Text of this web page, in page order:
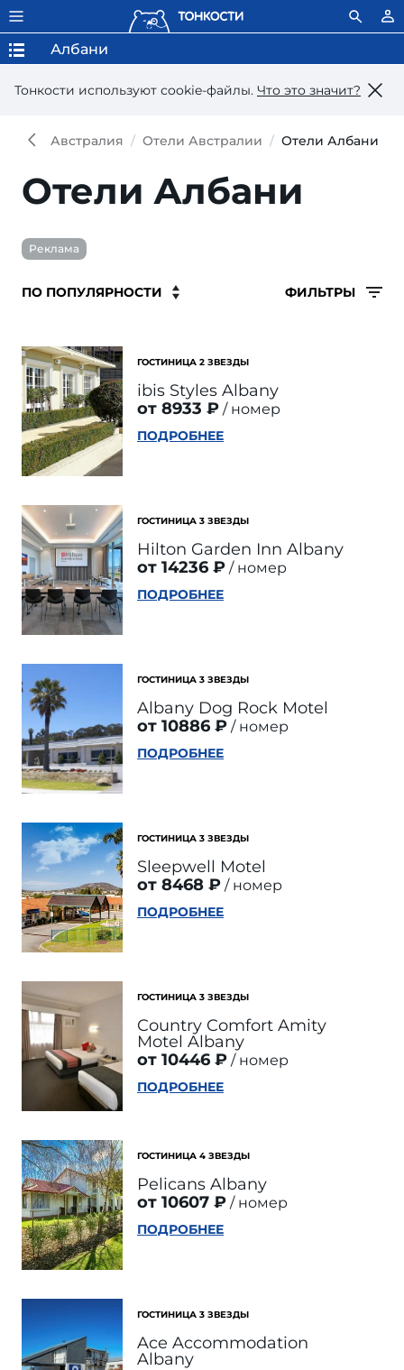
Тонкости используют сookie-файлы. Что это значит?
Албани
Австралия Отели Австралии Отели Албани
Отели Албани
Реклама
ФИЛЬТРЫ
ГОСТИНИЦА 2 ЗВЕЗДЫ
ibis Styles Albany
от 8933 ₽
номер
ПОДРОБНЕЕ
ГОСТИНИЦА 3 ЗВЕЗДЫ
Hilton Garden Inn Albany
от 14236 ₽
номер
ПОДРОБНЕЕ
ГОСТИНИЦА 3 ЗВЕЗДЫ
Albany Dog Rock Motel
от 10886 ₽
номер
ПОДРОБНЕЕ
ГОСТИНИЦА 3 ЗВЕЗДЫ
Sleepwell Motel
от 8468 ₽
номер
ПОДРОБНЕЕ
ГОСТИНИЦА 3 ЗВЕЗДЫ
Country Comfort Amity
Motel Albany
от 10446 ₽
номер
ПОДРОБНЕЕ
ГОСТИНИЦА 4 ЗВЕЗДЫ
Pelicans Albany
от 10607 ₽
номер
ПОДРОБНЕЕ
ГОСТИНИЦА 3 ЗВЕЗДЫ
Ace Accommodation
Albany